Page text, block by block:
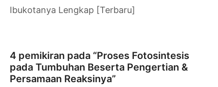
Ibukotanya Lengkap [Terbaru]
4 pemikiran pada “Proses Fotosintesis
pada Tumbuhan Beserta Pengertian &
Persamaan Reaksinya”